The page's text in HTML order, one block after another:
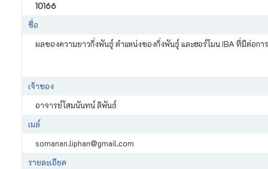
10166
ชื่อ
ผลของความยาวกิ่งพันธุ์ ตำแหน่งของกิ่งพันธุ์ และฮอร์โมน IBA ที่มีต่อก
เจ้าของ
อาจารย์โสมนันทน์ ลิพันธ์
เมล์
somanan.liphan@gmail.com
รายละเอียด